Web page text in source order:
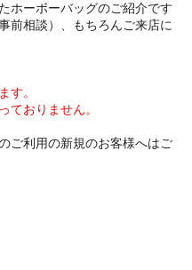
ホーボーバッグのご紹介です
前相談）、もちろんご来店に
す。
ておりません。
ご利用の新規のお客様へはご